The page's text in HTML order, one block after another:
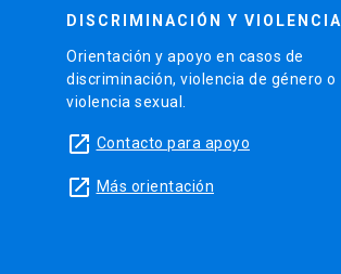
DISCRIMINACIÓN Y VIOLENCIA
Orientación y apoyo en casos de
discriminación, violencia de género o
violencia sexual.
launch Contacto para apoyo
launch Más orientación